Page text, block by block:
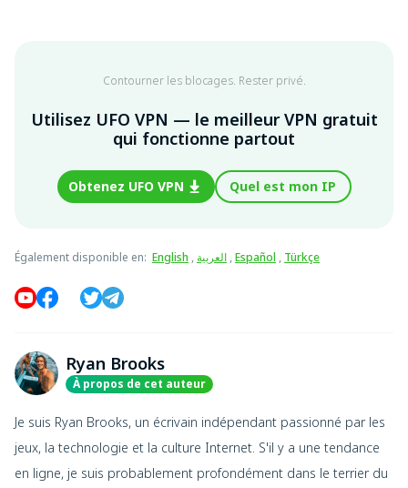
Contourner les blocages. Rester privé.
Utilisez UFO VPN — le meilleur VPN gratuit
qui fonctionne partout
Obtenez UFO VPN Quel est mon IP
Également disponible en: English , العربية ,Español , Türkçe
Ryan Brooks
À propos de cet auteur
Je suis Ryan Brooks, un écrivain indépendant passionné par les
jeux, la technologie et la culture Internet. S'il y a une tendance
en ligne, je suis probablement profondément dans le terrier du